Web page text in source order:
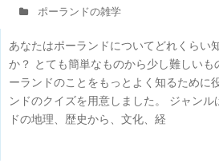
ポーランドの雑学
あなたはポーランドについてどれくらい
か？ とても簡単なものから少し難しいも
ーランドのことをもっとよく知るために
ンドのクイズを用意しました。 ジャンル
ドの地理、歴史から、文化、経